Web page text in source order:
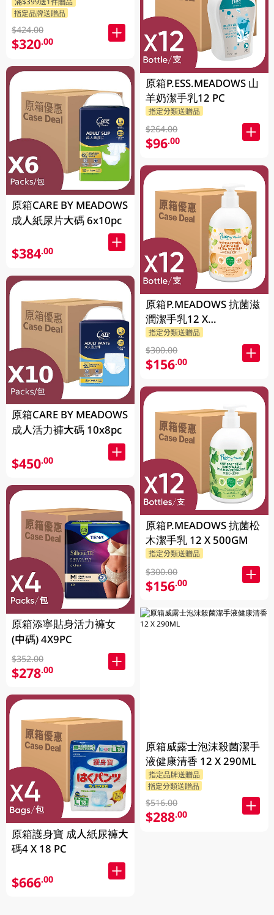
指定品牌送贈品
$424.00
$320.00
原箱CARE BY MEADOWS
成人紙尿片大碼 6x10pc
$384.00
原箱CARE BY MEADOWS
成人活力褲大碼 10x8pc
$450.00
原箱添寧貼身活力褲女
(中碼) 4X9PC
$352.00
$278.00
原箱護身寶 成人紙尿褲大
碼4 X 18 PC
$666.00
原箱P.ESS.MEADOWS 山
羊奶潔手乳12 PC
指定分類送贈品
$264.00
$96.00
原箱P.MEADOWS 抗菌滋
潤潔手乳12 X
2P.MEADOWS GM
指定分類送贈品
$300.00
$156.00
原箱P.MEADOWS 抗菌松
木潔手乳 12 X 500GM
指定分類送贈品
$300.00
$156.00
原箱威露士泡沫殺菌潔手
液健康清香 12 X 290ML
指定品牌送贈品
指定分類送贈品
$516.00
$288.00